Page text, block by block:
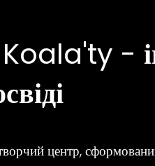
Koala'ty -
центр,